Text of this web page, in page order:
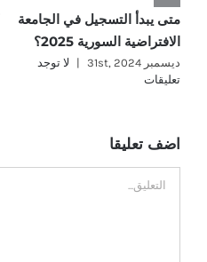
متى يبدأ التسجيل في الجامعة
الافتراضية السورية 2025؟
ديسمبر 31st, 2024 |
لا توجد
تعليقات
اضف تعليقا
تعليق